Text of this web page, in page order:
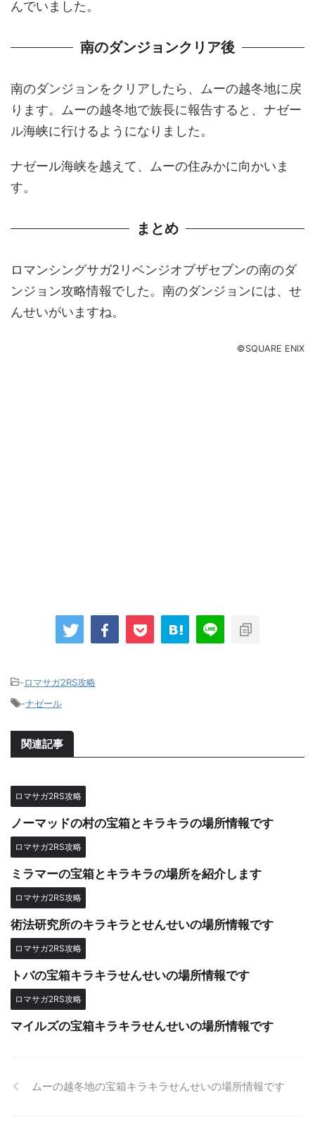
んでいました。
南のダンジョンクリア後
南のダンジョンをクリアしたら、ムーの越冬地に戻
ります。ムーの越冬地で族長に報告すると、ナゼー
ル海峡に行けるようになりました。
ナゼール海峡を越えて、ムーの住みかに向かいま
す。
まとめ
ロマンシングサガ2リベンジオブザセブンの南のダ
ンジョン攻略情報でした。南のダンジョンには、せ
んせいがいますね。
©SQUARE ENIX
-ロマサガ2RS攻略
-ナゼール
関連記事
ロマサガ2RS攻略
ノーマッドの村の宝箱とキラキラの場所情報です
ロマサガ2RS攻略
ミラマーの宝箱とキラキラの場所を紹介します
ロマサガ2RS攻略
術法研究所のキラキラとせんせいの場所情報です
ロマサガ2RS攻略
トバの宝箱キラキラせんせいの場所情報です
ロマサガ2RS攻略
マイルズの宝箱キラキラせんせいの場所情報です
ムーの越冬地の宝箱キラキラせんせいの場所情報です